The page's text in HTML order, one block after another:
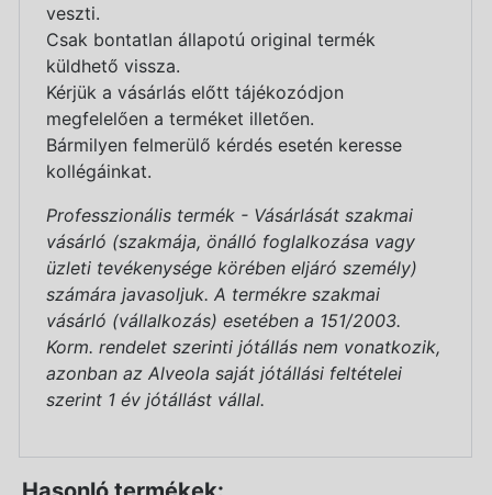
veszti.
Csak bontatlan állapotú original termék
küldhető vissza.
Kérjük a vásárlás előtt tájékozódjon
megfelelően a terméket illetően.
Bármilyen felmerülő kérdés esetén keresse
kollégáinkat.
Professzionális termék - Vásárlását szakmai
vásárló (szakmája, önálló foglalkozása vagy
üzleti tevékenysége körében eljáró személy)
számára javasoljuk. A termékre szakmai
vásárló (vállalkozás) esetében a 151/2003.
Korm. rendelet szerinti jótállás nem vonatkozik,
azonban az Alveola saját jótállási feltételei
szerint 1 év jótállást vállal.